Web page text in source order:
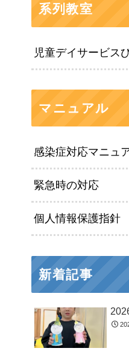
系列教室
児童デイサービス
マニュアル
感染症対応マニュ
緊急時の対応
個人情報保護指針
新着記事